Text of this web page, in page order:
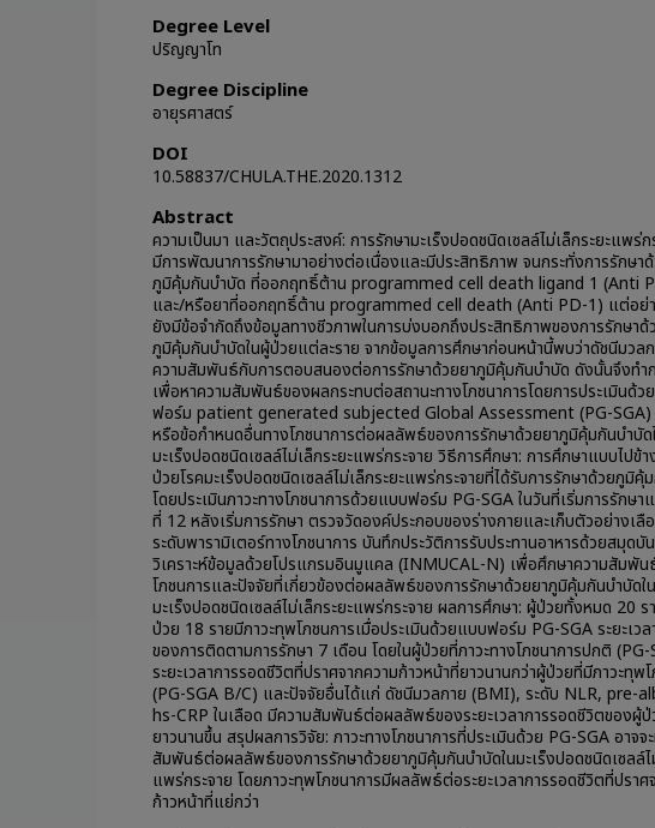
Degree Level
ปริญญาโท
Degree Discipline
อายุรศาสตร์
DOI
10.58837/CHULA.THE.2020.1312
Abstract
ความเป็นมา และวัตถุประสงค์: การรักษามะเร็งปอดชนิดเซลล์ไม่เล็กระยะแพร่ก
มีการพัฒนาการรักษามาอย่างต่อเนื่องและมีประสิทธิภาพ จนกระทั่งการรักษา
ภูมิคุ้มกันบำบัด ที่ออกฤทธิ์ต้าน programmed cell death ligand 1 (Anti
และ/หรือยาที่ออกฤทธิ์ต้าน programmed cell death (Anti PD-1) แต่อย่
ยังมีข้อจำกัดถึงข้อมูลทางชีวภาพในการบ่งบอกถึงประสิทธิภาพของการรักษาด้
ภูมิคุ้มกันบำบัดในผู้ป่วยแต่ละราย จากข้อมูลการศึกษาก่อนหน้านี้พบว่าดัชนีมวล
ความสัมพันธ์กับการตอบสนองต่อการรักษาด้วยยาภูมิคุ้มกันบำบัด ดังนั้นจึงทำ
เพื่อหาความสัมพันธ์ของผลกระทบต่อสถานะทางโภชนาการโดยการประเมินด้ว
ฟอร์ม patient generated subjected Global Assessment (PG-SGA)
หรือข้อกำหนดอื่นทางโภชนาการต่อผลลัพธ์ของการรักษาด้วยยาภูมิคุ้มกันบำบัด
มะเร็งปอดชนิดเซลล์ไม่เล็กระยะแพร่กระจาย วิธีการศึกษา: การศึกษาแบบไปข้า
ป่วยโรคมะเร็งปอดชนิดเซลล์ไม่เล็กระยะแพร่กระจายที่ได้รับการรักษาด้วยภูมิคุ้
โดยประเมินภาวะทางโภชนาการด้วยแบบฟอร์ม PG-SGA ในวันที่เริ่มการรักษา
ที่ 12 หลังเริ่มการรักษา ตรวจวัดองค์ประกอบของร่างกายและเก็บตัวอย่างเลื
ระดับพารามิเตอร์ทางโภชนาการ บันทึกประวัติการรับประทานอาหารด้วยสมุดบั
วิเคราะห์ข้อมูลด้วยโปรแกรมอินมูแคล (INMUCAL-N) เพื่อศึกษาความสัมพัน
โภชนการและปัจจัยที่เกี่ยวข้องต่อผลลัพธ์ของการรักษาด้วยยาภูมิคุ้มกันบำบัดใ
มะเร็งปอดชนิดเซลล์ไม่เล็กระยะแพร่กระจาย ผลการศึกษา: ผู้ป่วยทั้งหมด 20
ป่วย 18 รายมีภาวะทุพโภชนการเมื่อประเมินด้วยแบบฟอร์ม PG-SGA ระยะเวล
ของการติดตามการรักษา 7 เดือน โดยในผู้ป่วยที่ภาวะทางโภชนาการปกติ
ระยะเวลาการรอดชีวิตที่ปราศจากความก้าวหน้าที่ยาวนานกว่าผู้ป่วยที่มีภาวะทุพ
(PG-SGA B/C) และปัจจัยอื่นได้แก่ ดัชนีมวลกาย (BMI), ระดับ NLR, pre-
hs-CRP ในเลือด มีความสัมพันธ์ต่อผลลัพธ์ของระยะเวลาการรอดชีวิตของผู้
ยาวนานขึ้น สรุปผลการวิจัย: ภาวะทางโภชนาการที่ประเมินด้วย PG-SGA อาจจ
สัมพันธ์ต่อผลลัพธ์ของการรักษาด้วยยาภูมิคุ้มกันบำบัดในมะเร็งปอดชนิดเซลล์ไ
แพร่กระจาย โดยภาวะทุพโภชนาการมีผลลัพธ์ต่อระยะเวลาการรอดชีวิตที่ปราศ
ก้าวหน้าที่แย่กว่า